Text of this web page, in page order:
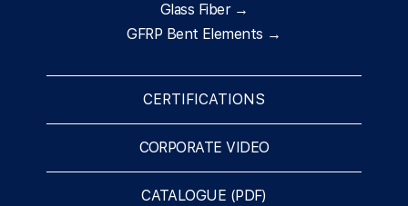
Glass Fiber →
GFRP Bent Elements →
CERTIFICATIONS
CORPORATE VIDEO
CATALOGUE (PDF)